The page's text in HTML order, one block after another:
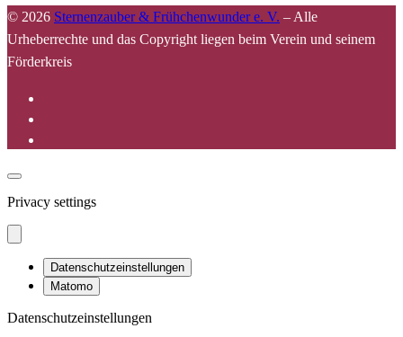
© 2026 Sternenzauber & Frühchenwunder e. V. – Alle
Urheberrechte und das Copyright liegen beim Verein und seinem
Förderkreis
Privacy settings
Datenschutzeinstellungen
Matomo
Datenschutzeinstellungen